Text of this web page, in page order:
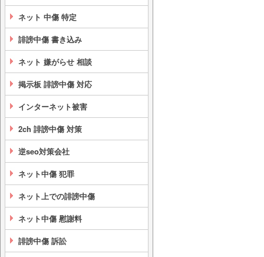
ネット 中傷 特定
誹謗中傷 書き込み
ネット 嫌がらせ 相談
掲示板 誹謗中傷 対応
インターネット被害
2ch 誹謗中傷 対策
逆seo対策会社
ネット中傷 犯罪
ネット上での誹謗中傷
ネット中傷 慰謝料
誹謗中傷 訴訟